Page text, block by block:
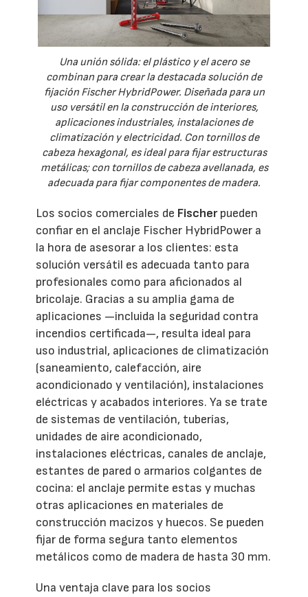
Una unión sólida: el plástico y el acero se
combinan para crear la destacada solución de
fijación Fischer HybridPower. Diseñada para un
uso versátil en la construcción de interiores,
aplicaciones industriales, instalaciones de
climatización y electricidad. Con tornillos de
cabeza hexagonal, es ideal para fijar estructuras
metálicas; con tornillos de cabeza avellanada, es
adecuada para fijar componentes de madera.
Los socios comerciales de Fischerpueden
confiar en el anclaje Fischer HybridPower a
la hora de asesorar a los clientes: esta
solución versátil es adecuada tanto para
profesionales como para aficionados al
bricolaje. Gracias a su amplia gama de
aplicaciones —incluida la seguridad contra
incendios certificada—, resulta ideal para
uso industrial, aplicaciones de climatización
(saneamiento, calefacción, aire
acondicionado y ventilación), instalaciones
eléctricas y acabados interiores. Ya se trate
de sistemas de ventilación, tuberías,
unidades de aire acondicionado,
instalaciones eléctricas, canales de anclaje,
estantes de pared o armarios colgantes de
cocina: el anclaje permite estas y muchas
otras aplicaciones en materiales de
construcción macizos y huecos. Se pueden
fijar de forma segura tanto elementos
metálicos como de madera de hasta 30 mm.
Una ventaja clave para los socios